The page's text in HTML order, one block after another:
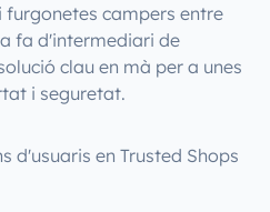
campers entre
fa d'intermediari de
clau en mà per a unes
i seguretat.
d'usuaris en Trusted Shops